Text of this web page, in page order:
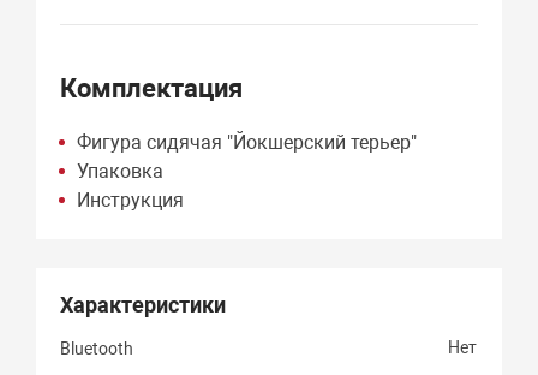
Комплектация
Фигура сидячая "Йокшерский терьер"
Упаковка
Инструкция
Характеристики
Bluetooth Нет